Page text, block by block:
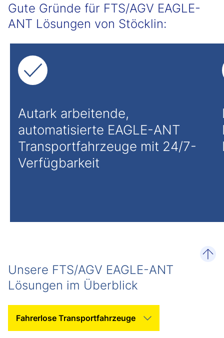
Gute Gründe für FTS/AGV EAGLE-
ANT Lösungen von Stöcklin:
Autark arbeitende,
automatisierte EAGLE-ANT
Transportfahrzeuge mit 24/7-
Verfügbarkeit
Unsere FTS/AGV EAGLE-ANT
Lösungen im Überblick
Kategorie auswählen